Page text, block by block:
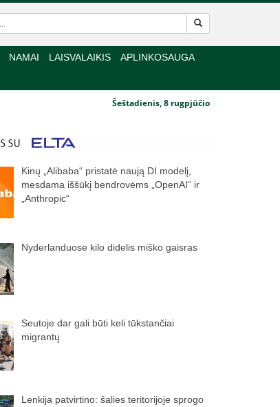
NAMAI LAISVALAIKIS
APLINKOSAUGA
Šeštadienis, 8 rugpjūčio
Kinų „Alibaba“ pristatė naują DI modelį,
mesdama iššūkį bendrovėms „OpenAI“ ir
„Anthropic“
Nyderlanduose kilo didelis miško gaisras
Seutoje dar gali būti keli tūkstančiai
migrantų
Lenkija patvirtino: šalies teritorijoje sprogo